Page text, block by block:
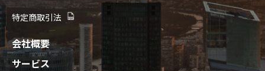
特定商取引法
会社概要
サービス